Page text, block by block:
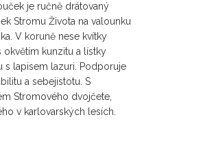
je ručně drátovaný
Stromu Života na valounku
V koruně nese kvítky
okvětím kunzitu a lístky
s lapisem lazuri. Podporuje
a sebejistotu. S
Stromového dvojčete,
v karlovarských lesích.